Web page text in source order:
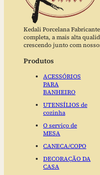
Kedali Porcelana
completa, a mais alta
crescendo junto com
Produtos
ACESSÓRIOS
PARA
BANHEIRO
UTENSÍLIOS de
cozinha
O serviço de
MESA
CANECA/COPO
DECORAÇÃO DA
CASA